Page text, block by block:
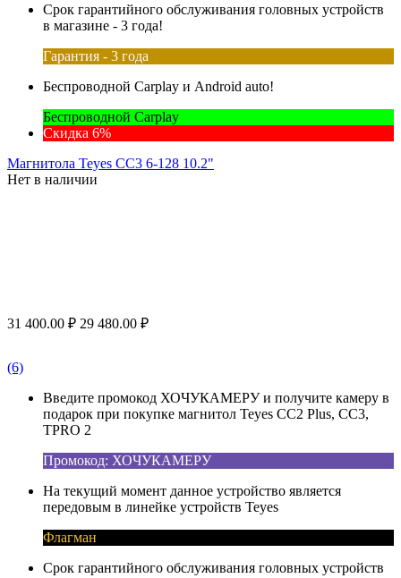
Срок гарантийного обслуживания головных устройств
в магазине - 3 года!
Гарантия - 3 года
Беспроводной Carplay и Android auto!
Беспроводной Carplay
Скидка 6%
Магнитола Teyes CC3 6-128 10.2"
Нет в наличии
31 400.00 ₽ 29 480.00 ₽
(6)
Введите промокод ХОЧУКАМЕРУ и получите камеру в
подарок при покупке магнитол Teyes CC2 Plus, CC3,
TPRO 2
Промокод: ХОЧУКАМЕРУ
На текущий момент данное устройство является
передовым в линейке устройств Teyes
Флагман
Срок гарантийного обслуживания головных устройств